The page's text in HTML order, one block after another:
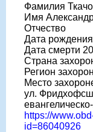
Фамилия
Имя
Отчество
Дата
Дата смерти
Страна
Регион
Место
ул.
https://
id=86040926